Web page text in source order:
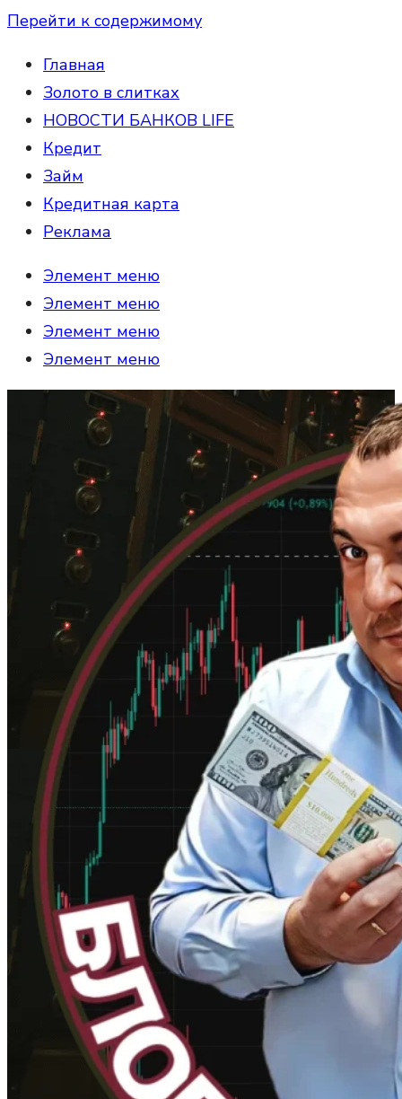
Перейти к содержимому
Главная
Золото в слитках
НОВОСТИ БАНКОВ LIFE
Кредит
Займ
Кредитная карта
Реклама
Элемент меню
Элемент меню
Элемент меню
Элемент меню